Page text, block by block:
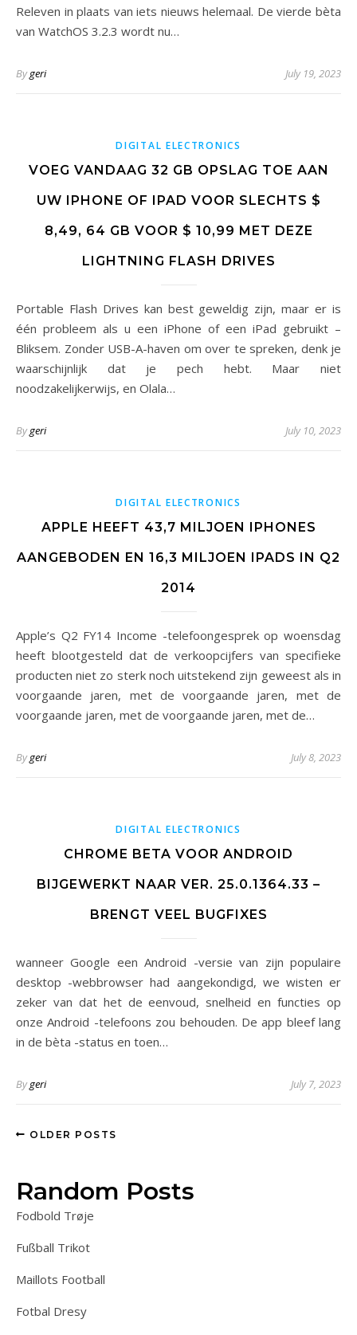
Releven in plaats van iets nieuws helemaal. De vierde bèta
van WatchOS 3.2.3 wordt nu…
Bygeri July 19, 2023
DIGITAL ELECTRONICS
VOEG VANDAAG 32 GB OPSLAG TOE AAN
UW IPHONE OF IPAD VOOR SLECHTS $
8,49, 64 GB VOOR $ 10,99 MET DEZE
LIGHTNING FLASH DRIVES
Portable Flash Drives kan best geweldig zijn, maar er is
één probleem als u een iPhone of een iPad gebruikt –
Bliksem. Zonder USB-A-haven om over te spreken, denk je
waarschijnlijk dat je pech hebt. Maar niet
noodzakelijkerwijs, en Olala…
Bygeri July 10, 2023
DIGITAL ELECTRONICS
APPLE HEEFT 43,7 MILJOEN IPHONES
AANGEBODEN EN 16,3 MILJOEN IPADS IN Q2
2014
Apple’s Q2 FY14 Income -telefoongesprek op woensdag
heeft blootgesteld dat de verkoopcijfers van specifieke
producten niet zo sterk noch uitstekend zijn geweest als in
voorgaande jaren, met de voorgaande jaren, met de
voorgaande jaren, met de voorgaande jaren, met de…
Bygeri July 8, 2023
DIGITAL ELECTRONICS
CHROME BETA VOOR ANDROID
BIJGEWERKT NAAR VER. 25.0.1364.33 –
BRENGT VEEL BUGFIXES
wanneer Google een Android -versie van zijn populaire
desktop -webbrowser had aangekondigd, we wisten er
zeker van dat het de eenvoud, snelheid en functies op
onze Android -telefoons zou behouden. De app bleef lang
in de bèta -status en toen…
Bygeri July 7, 2023
OLDER POSTS
Random Posts
Fodbold Trøje
Fußball Trikot
Maillots Football
Fotbal Dresy